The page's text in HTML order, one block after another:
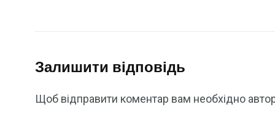
Залишити відповідь
Щоб відправити коментар вам необхідно